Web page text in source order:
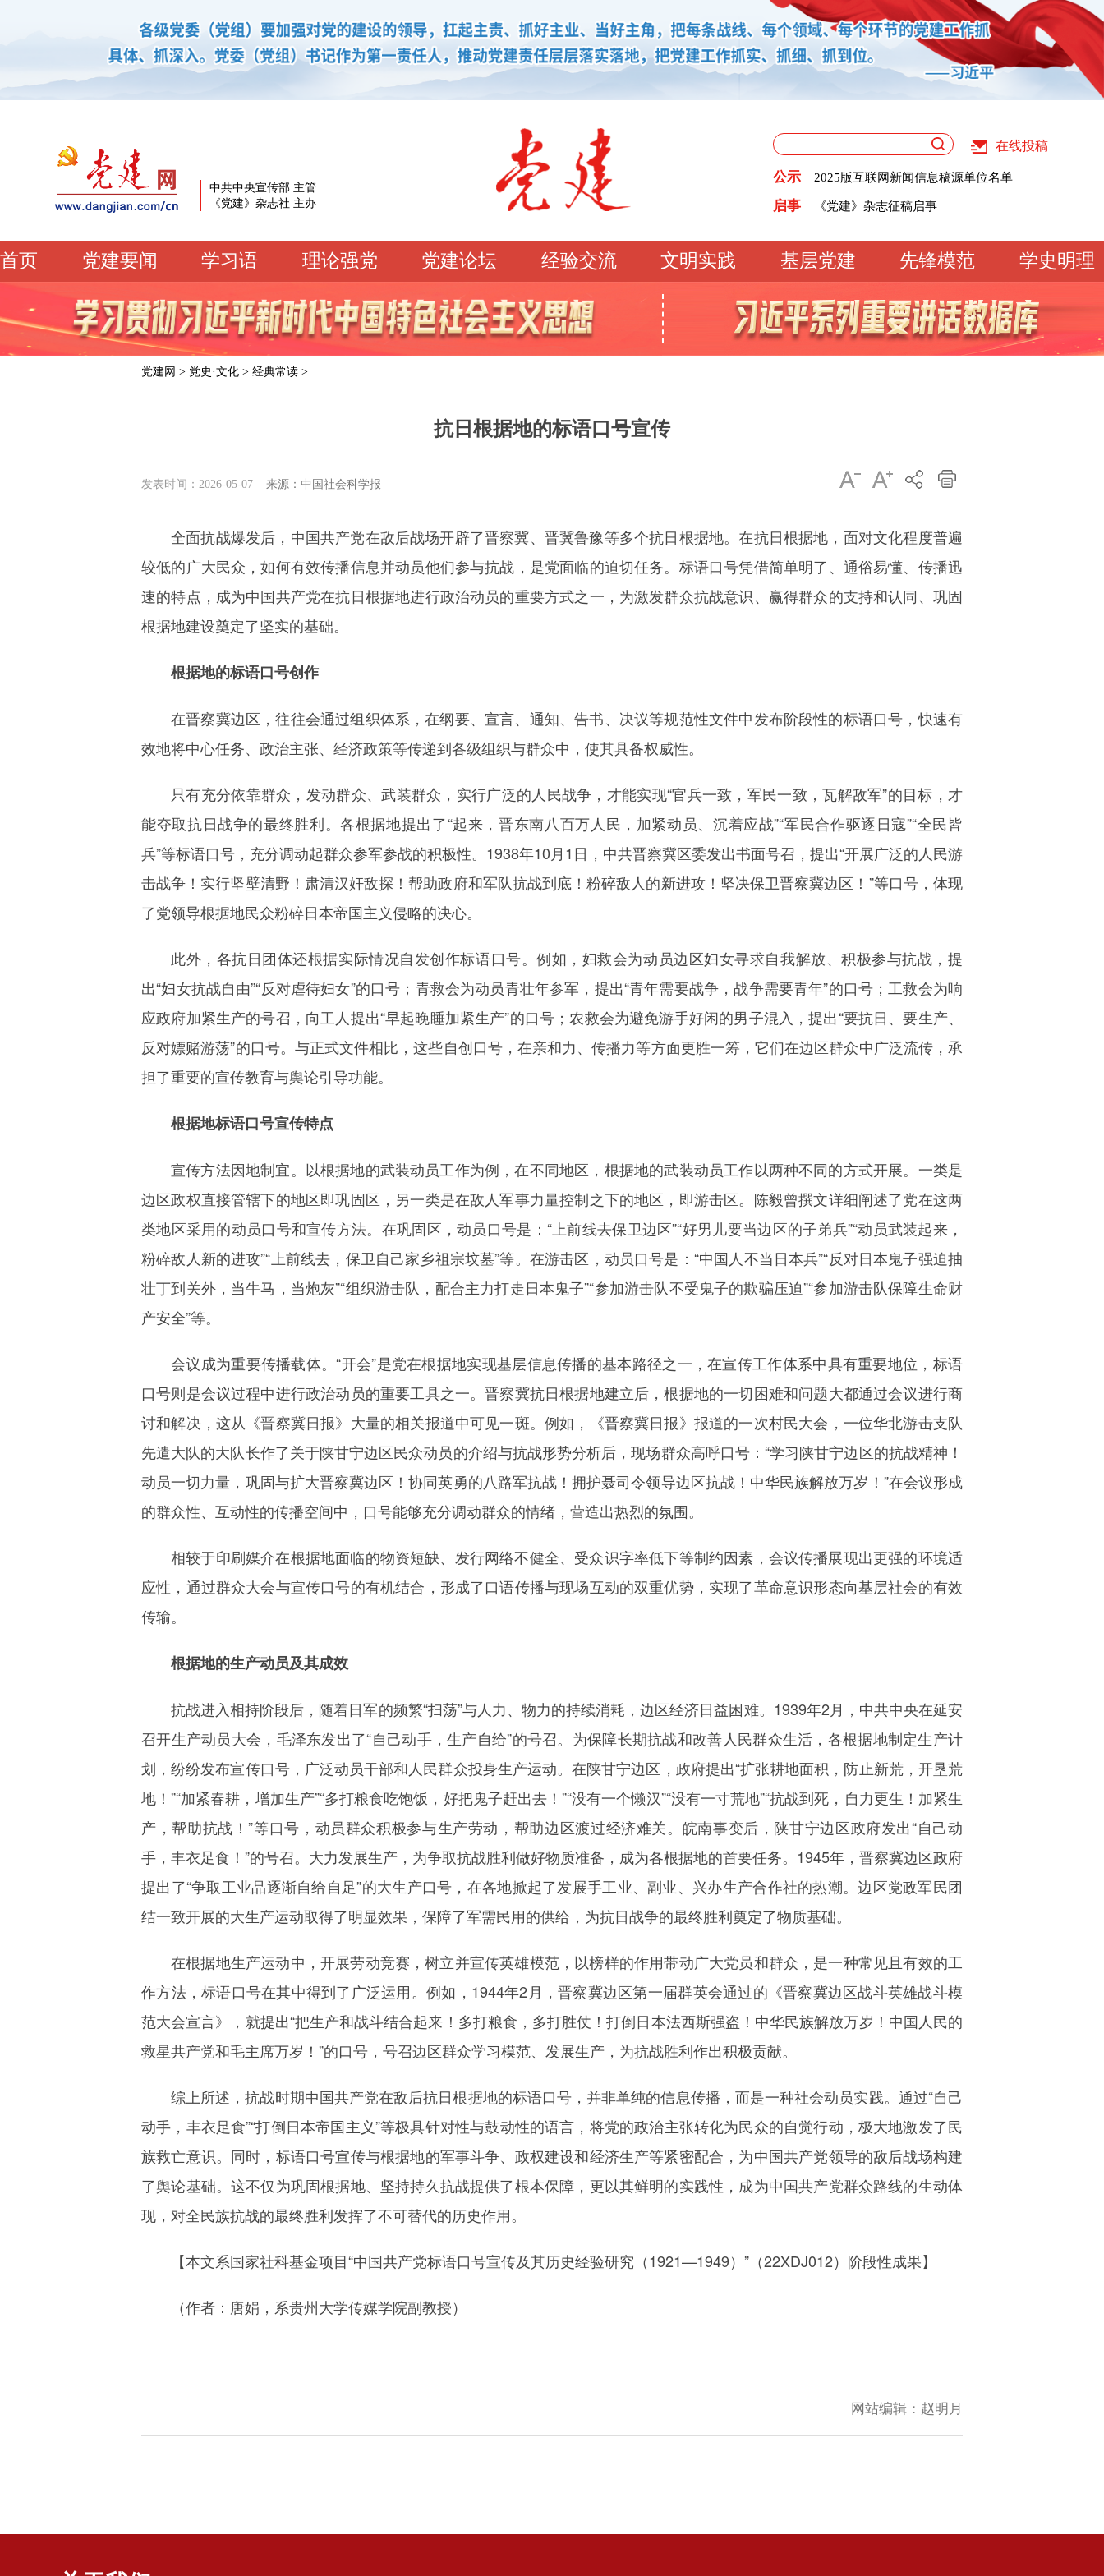
中共中央宣传部 主管
《党建》杂志社 主办
在线投稿
公示
关于版权和用稿问题的声明
2025版互联网新闻信息稿源单位名单
关于版权和用稿问题的声明
启事
《党建》杂志征稿启事
党建网征稿启事
《党建》杂志征稿启事
党建网征稿启事
首页 党建要闻 学习语 理论强党 党建论坛 经验交流 文明实践 基层党建 先锋模范
学史明理
学习语 党建网微平台 学习园地 理论强党 党建论坛 工作动态 经验交流 文明实践
机关党建
校园党建 企业党建 先锋模范 学史明理 经典常读 文化大观 专题库
党建网 > 党史·文化 > 经典常读 >
抗日根据地的标语口号宣传
发表时间：2026-05-07 来源：中国社会科学报
全面抗战爆发后，中国共产党在敌后战场开辟了晋察冀、晋冀鲁豫等多个抗日根据地。在抗日根据地，面对文化程度普遍
较低的广大民众，如何有效传播信息并动员他们参与抗战，是党面临的迫切任务。标语口号凭借简单明了、通俗易懂、传播迅
速的特点，成为中国共产党在抗日根据地进行政治动员的重要方式之一，为激发群众抗战意识、赢得群众的支持和认同、巩固
根据地建设奠定了坚实的基础。
根据地的标语口号创作
在晋察冀边区，往往会通过组织体系，在纲要、宣言、通知、告书、决议等规范性文件中发布阶段性的标语口号，快速有
效地将中心任务、政治主张、经济政策等传递到各级组织与群众中，使其具备权威性。
只有充分依靠群众，发动群众、武装群众，实行广泛的人民战争，才能实现“官兵一致，军民一致，瓦解敌军”的目标，才
能夺取抗日战争的最终胜利。各根据地提出了“起来，晋东南八百万人民，加紧动员、沉着应战”“军民合作驱逐日寇”“全民皆
兵”等标语口号，充分调动起群众参军参战的积极性。1938年10月1日，中共晋察冀区委发出书面号召，提出“开展广泛的人民游
击战争！实行坚壁清野！肃清汉奸敌探！帮助政府和军队抗战到底！粉碎敌人的新进攻！坚决保卫晋察冀边区！”等口号，体现
了党领导根据地民众粉碎日本帝国主义侵略的决心。
此外，各抗日团体还根据实际情况自发创作标语口号。例如，妇救会为动员边区妇女寻求自我解放、积极参与抗战，提
出“妇女抗战自由”“反对虐待妇女”的口号；青救会为动员青壮年参军，提出“青年需要战争，战争需要青年”的口号；工救会为响
应政府加紧生产的号召，向工人提出“早起晚睡加紧生产”的口号；农救会为避免游手好闲的男子混入，提出“要抗日、要生产、
反对嫖赌游荡”的口号。与正式文件相比，这些自创口号，在亲和力、传播力等方面更胜一筹，它们在边区群众中广泛流传，承
担了重要的宣传教育与舆论引导功能。
根据地标语口号宣传特点
宣传方法因地制宜。以根据地的武装动员工作为例，在不同地区，根据地的武装动员工作以两种不同的方式开展。一类是
边区政权直接管辖下的地区即巩固区，另一类是在敌人军事力量控制之下的地区，即游击区。陈毅曾撰文详细阐述了党在这两
类地区采用的动员口号和宣传方法。在巩固区，动员口号是：“上前线去保卫边区”“好男儿要当边区的子弟兵”“动员武装起来，
粉碎敌人新的进攻”“上前线去，保卫自己家乡祖宗坟墓”等。在游击区，动员口号是：“中国人不当日本兵”“反对日本鬼子强迫抽
壮丁到关外，当牛马，当炮灰”“组织游击队，配合主力打走日本鬼子”“参加游击队不受鬼子的欺骗压迫”“参加游击队保障生命财
产安全”等。
会议成为重要传播载体。“开会”是党在根据地实现基层信息传播的基本路径之一，在宣传工作体系中具有重要地位，标语
口号则是会议过程中进行政治动员的重要工具之一。晋察冀抗日根据地建立后，根据地的一切困难和问题大都通过会议进行商
讨和解决，这从《晋察冀日报》大量的相关报道中可见一斑。例如，《晋察冀日报》报道的一次村民大会，一位华北游击支队
先遣大队的大队长作了关于陕甘宁边区民众动员的介绍与抗战形势分析后，现场群众高呼口号：“学习陕甘宁边区的抗战精神！
动员一切力量，巩固与扩大晋察冀边区！协同英勇的八路军抗战！拥护聂司令领导边区抗战！中华民族解放万岁！”在会议形成
的群众性、互动性的传播空间中，口号能够充分调动群众的情绪，营造出热烈的氛围。
相较于印刷媒介在根据地面临的物资短缺、发行网络不健全、受众识字率低下等制约因素，会议传播展现出更强的环境适
应性，通过群众大会与宣传口号的有机结合，形成了口语传播与现场互动的双重优势，实现了革命意识形态向基层社会的有效
传输。
根据地的生产动员及其成效
抗战进入相持阶段后，随着日军的频繁“扫荡”与人力、物力的持续消耗，边区经济日益困难。1939年2月，中共中央在延安
召开生产动员大会，毛泽东发出了“自己动手，生产自给”的号召。为保障长期抗战和改善人民群众生活，各根据地制定生产计
划，纷纷发布宣传口号，广泛动员干部和人民群众投身生产运动。在陕甘宁边区，政府提出“扩张耕地面积，防止新荒，开垦荒
地！”“加紧春耕，增加生产”“多打粮食吃饱饭，好把鬼子赶出去！”“没有一个懒汉”“没有一寸荒地”“抗战到死，自力更生！加紧生
产，帮助抗战！”等口号，动员群众积极参与生产劳动，帮助边区渡过经济难关。皖南事变后，陕甘宁边区政府发出“自己动
手，丰衣足食！”的号召。大力发展生产，为争取抗战胜利做好物质准备，成为各根据地的首要任务。1945年，晋察冀边区政府
提出了“争取工业品逐渐自给自足”的大生产口号，在各地掀起了发展手工业、副业、兴办生产合作社的热潮。边区党政军民团
结一致开展的大生产运动取得了明显效果，保障了军需民用的供给，为抗日战争的最终胜利奠定了物质基础。
在根据地生产运动中，开展劳动竞赛，树立并宣传英雄模范，以榜样的作用带动广大党员和群众，是一种常见且有效的工
作方法，标语口号在其中得到了广泛运用。例如，1944年2月，晋察冀边区第一届群英会通过的《晋察冀边区战斗英雄战斗模
范大会宣言》，就提出“把生产和战斗结合起来！多打粮食，多打胜仗！打倒日本法西斯强盗！中华民族解放万岁！中国人民的
救星共产党和毛主席万岁！”的口号，号召边区群众学习模范、发展生产，为抗战胜利作出积极贡献。
综上所述，抗战时期中国共产党在敌后抗日根据地的标语口号，并非单纯的信息传播，而是一种社会动员实践。通过“自己
动手，丰衣足食”“打倒日本帝国主义”等极具针对性与鼓动性的语言，将党的政治主张转化为民众的自觉行动，极大地激发了民
族救亡意识。同时，标语口号宣传与根据地的军事斗争、政权建设和经济生产等紧密配合，为中国共产党领导的敌后战场构建
了舆论基础。这不仅为巩固根据地、坚持持久抗战提供了根本保障，更以其鲜明的实践性，成为中国共产党群众路线的生动体
现，对全民族抗战的最终胜利发挥了不可替代的历史作用。
【本文系国家社科基金项目“中国共产党标语口号宣传及其历史经验研究（1921—1949）”（22XDJ012）阶段性成果】
（作者：唐娟， 系贵州大学传媒学院副教授）
网站编辑： 赵明月